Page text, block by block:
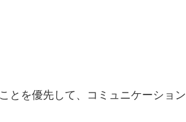
とを優先して、コミュニケーション